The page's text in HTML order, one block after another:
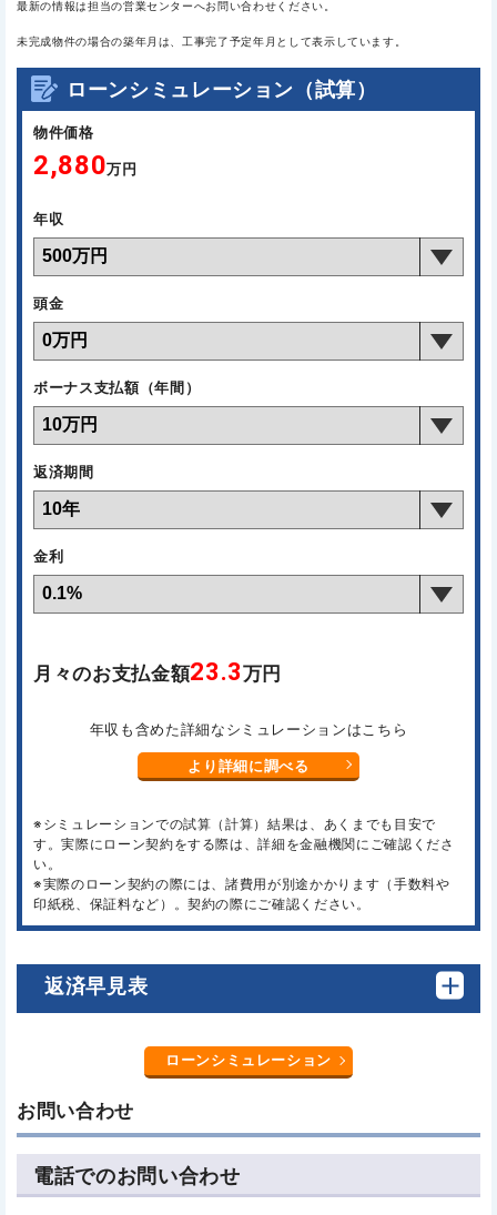
最新の情報は担当の営業センターへお問い合わせください。
未完成物件の場合の築年月は、工事完了予定年月として表示しています。
ローンシミュレーション（試算）
物件価格
2,880万円
年収
頭金
ボーナス支払額（年間）
返済期間
金利
月々のお支払金額23.3万円
年収も含めた詳細なシミュレーションはこちら
より詳細に調べる
※シミュレーションでの試算（計算）結果は、あくまでも目安で
す。実際にローン契約をする際は、詳細を金融機関にご確認くださ
い。
※実際のローン契約の際には、諸費用が別途かかります（手数料や
印紙税、保証料など）。契約の際にご確認ください。
返済早見表
ローンシミュレーション
お問い合わせ
電話でのお問い合わせ